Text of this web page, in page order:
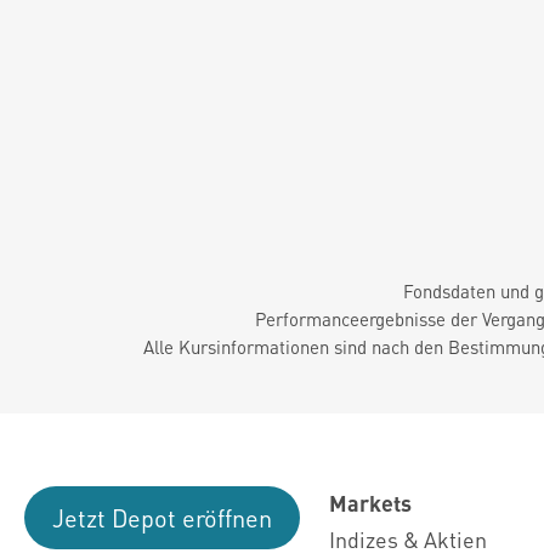
Fondsdaten und
Performanceergebnisse der
Alle Kursinformationen sind nach den
Jetzt Depot eröffnen
Markets
Indizes & Aktien